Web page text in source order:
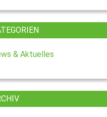
& Aktuelles